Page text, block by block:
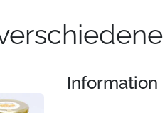
Information